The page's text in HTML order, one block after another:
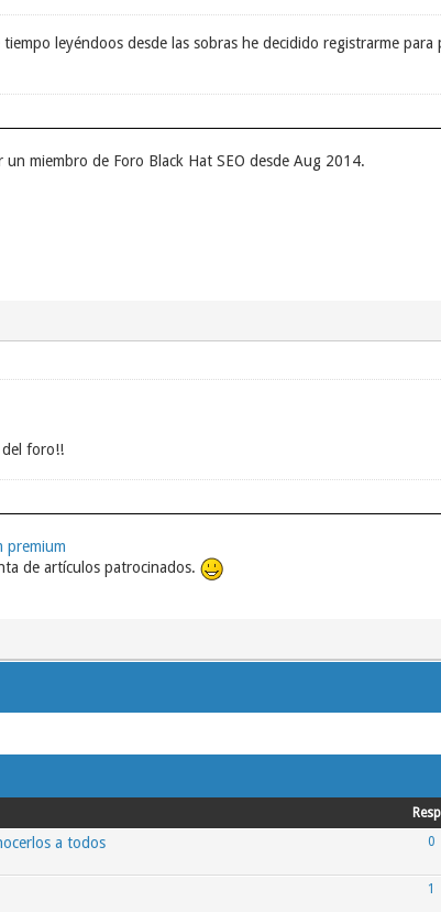
tiempo leyéndoos desde las sobras he decidido registrarme
miembro de Foro Black Hat SEO desde Aug 2014.
del foro!!
premium
de artículos patrocinados.
a todos 0
1